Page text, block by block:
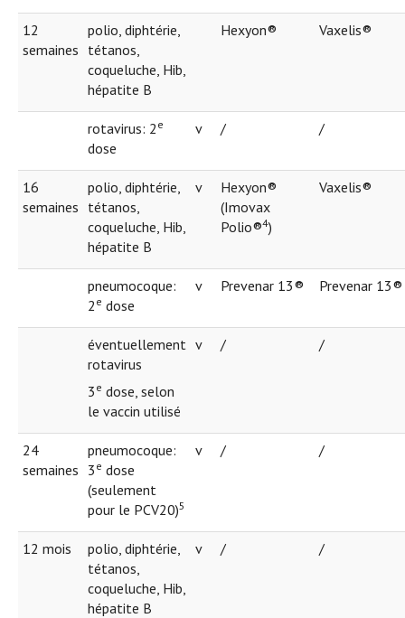
12
semaines
polio, diphtérie,
tétanos,
coqueluche, Hib,
hépatite B
Hexyon® Vaxelis®
rotavirus: 2 e
dose
v / /
16
semaines
polio, diphtérie,
tétanos,
coqueluche, Hib,
hépatite B
v
Hexyon®
(Imovax
Polio®4)
Vaxelis®
pneumocoque:
2 e dose
v Prevenar 13® Prevenar 13®
éventuellement
rotavirus
3 e dose, selon
le vaccin utilisé
v / /
24
semaines
pneumocoque:
3 e dose
(seulement
pour le PCV20)5
v / /
12 mois
polio, diphtérie,
tétanos,
coqueluche, Hib,
hépatite B
v / /